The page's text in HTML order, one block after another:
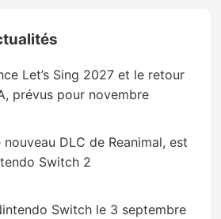
Let’s Sing 2027 et le retour
prévus pour novembre
nouveau DLC de Reanimal, est
Switch 2
Switch le 3 septembre